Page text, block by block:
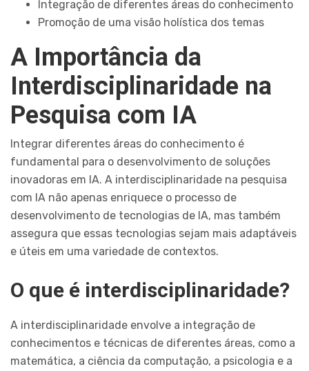
Integração de diferentes áreas do conhecimento
Promoção de uma visão holística dos temas
A Importância da
Interdisciplinaridade na
Pesquisa com IA
Integrar diferentes áreas do conhecimento é
fundamental para o desenvolvimento de soluções
inovadoras em IA. A interdisciplinaridade na pesquisa
com IA não apenas enriquece o processo de
desenvolvimento de tecnologias de IA, mas também
assegura que essas tecnologias sejam mais adaptáveis
e úteis em uma variedade de contextos.
O que é interdisciplinaridade?
A interdisciplinaridade envolve a integração de
conhecimentos e técnicas de diferentes áreas, como a
matemática, a ciência da computação, a psicologia e a